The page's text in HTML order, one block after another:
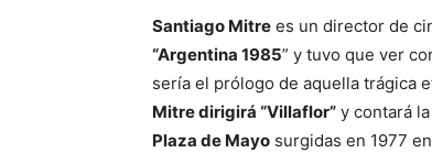
Santiago Mitre es un director de
“Argentina 1985” y tuvo que ver
sería el prólogo de aquella trágica
Mitre dirigirá “Villaflor” y contará
Plaza de Mayo surgidas en 1977